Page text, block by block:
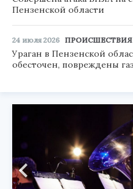
Пензенской области
24 июля 2026 ПРОИСШЕСТВИЯ
Ураган в Пензенской
обесточен, повреждены